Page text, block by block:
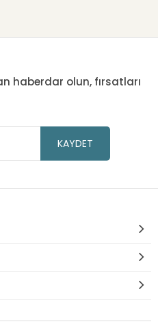
haberdar olun, fırsatları
KAYDET